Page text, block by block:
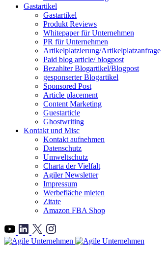
Gastartikel
Gastartikel
Produkt Reviews
Whitepaper für Unternehmen
PR für Unternehmen
Artikelplatzierung/Artikelplatzanfrage
Paid blog article/ blogpost
Bezahlter Blogartikel/Blogpost
gesponserter Blogartikel
Sponsored Post
Article placement
Content Marketing
Guestarticle
Ghostwriting
Kontakt und Misc
Kontakt aufnehmen
Datenschutz
Umweltschutz
Charta der Vielfalt
Agiler Newsletter
Impressum
Werbefläche mieten
Zitate
Amazon FBA Shop
">